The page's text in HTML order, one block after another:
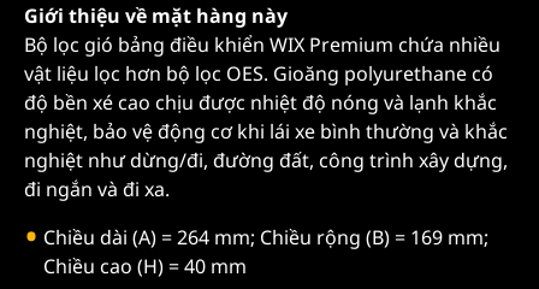
Giới thiệu về mặt hàng này
Bộ lọc gió bảng điều khiển WIX Premium chứa nhiều
vật liệu lọc hơn bộ lọc OES. Gioăng polyurethane có
độ bền xé cao chịu được nhiệt độ nóng và lạnh khắc
nghiệt, bảo vệ động cơ khi lái xe bình thường và khắc
nghiệt như dừng/đi, đường đất, công trình xây dựng,
đi ngắn và đi xa.
Chiều dài (A) = 264 mm; Chiều rộng (B) = 169 mm;
Chiều cao (H) = 40 mm